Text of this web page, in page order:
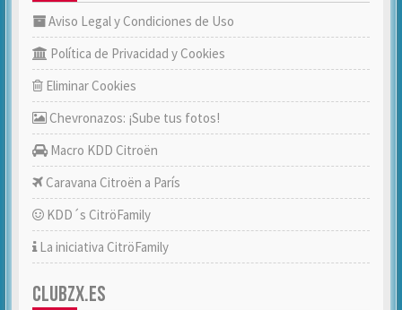
Aviso Legal y Condiciones de Uso
Política de Privacidad y Cookies
Eliminar Cookies
Chevronazos: ¡Sube tus fotos!
Macro KDD Citroën
Caravana Citroën a París
KDD´s CitröFamily
La iniciativa CitröFamily
CLUBZX.ES